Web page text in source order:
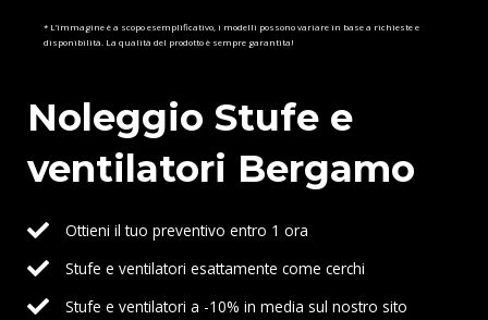
Noleggio Stufe e
ventilatori Bergamo
Ottieni il tuo preventivo entro 1 ora
Stufe e ventilatori esattamente come cerchi
Stufe e ventilatori a -10% in media sul nostro sito
* L’immagine è a scopo esemplificativo, i modelli possono variare in base a richieste e
disponibilità. La qualità del prodotto è sempre garantita!